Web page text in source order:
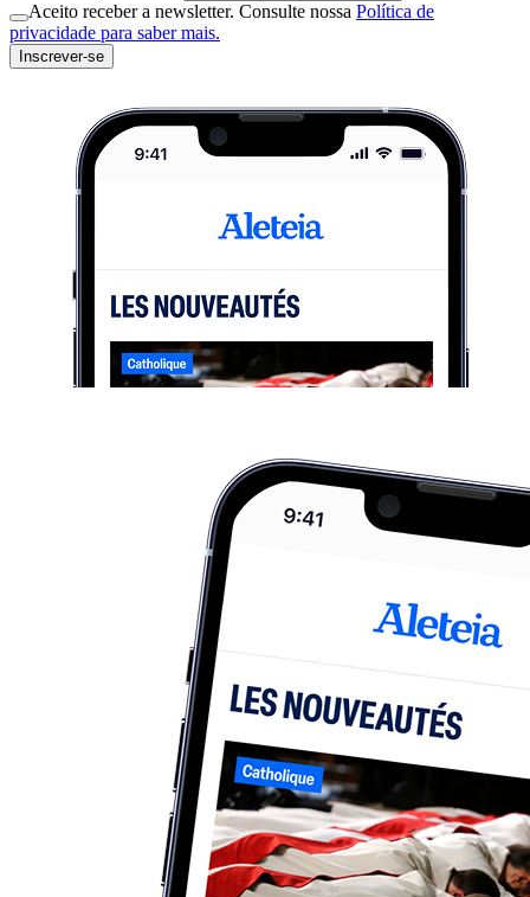
Aceito receber a newsletter. Consulte nossa Política de
privacidade para saber mais.
Inscrever-se